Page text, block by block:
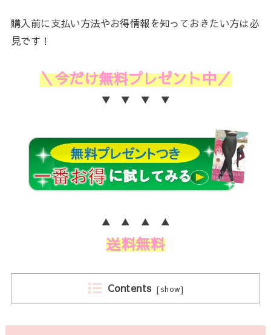
購入前に支払い方法やお得情報を知っておきたい方は必
見です！
＼今だけ無料プレゼント中／
▼ ▼ ▼ ▼
▲ ▲ ▲ ▲
送料無料
Contents [show]